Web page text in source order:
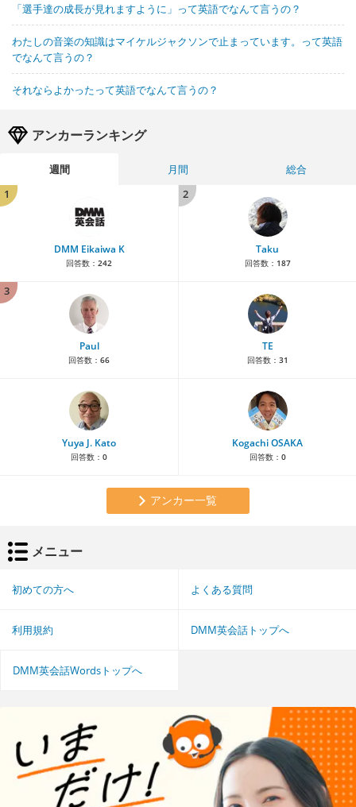
「選手達の成長が見れますように」って英語でなんて言うの？
わたしの音楽の知識はマイケルジャクソンで止まっています。って英語
でなんて言うの？
それならよかったって英語でなんて言うの？
アンカーランキング
週間 月間
総合
1
DMM Eikaiwa K
回答数： 242
2
Taku
回答数： 187
3
Paul
回答数： 66
TE
回答数： 31
Yuya J. Kato
回答数： 0
Kogachi OSAKA
回答数： 0
アンカー一覧
メニュー
初めての方へ よくある質問
利用規約 DMM英会話トップへ
DMM英会話Wordsトップへ